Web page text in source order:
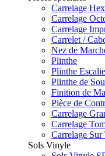
Carrelage
Carrelage
Carrelage
Carrelet /
Nez de
Plinthe
Plinthe
Plinthe de
Finition de
Pièce de
Carrelage
Carrelage
Carrelage Sur
Sols Vinyle